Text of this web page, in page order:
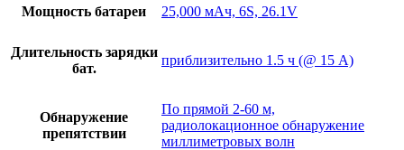
Мощность батареи 25,000 мАч, 6S, 26.1V
Длительность зарядки
бат.
приблизительно 1.5 ч (@ 15 A)
Обнаружение
препятствии
По прямой 2-60 м,
радиолокационное обнаружение
миллиметровых волн